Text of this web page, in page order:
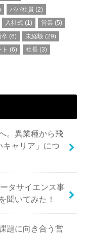
パパ社員 (2)
入社式 (1) 営業 (5)
卒 (6) 未経験 (29)
(6) 社長 (3)
。異業種から飛
キャリア」につ
タサイエンス事
聞いてみた！
題に向き合う営